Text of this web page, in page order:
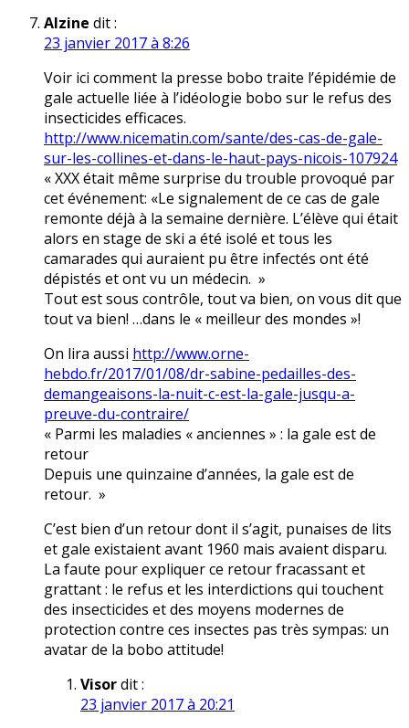
Alzine dit :
23 janvier 2017 à 8:26
Voir ici comment la presse bobo traite l’épidémie de
gale actuelle liée à l’idéologie bobo sur le refus des
insecticides efficaces.
http://www.nicematin.com/sante/des-cas-de-gale-
sur-les-collines-et-dans-le-haut-pays-nicois-107924
« XXX était même surprise du trouble provoqué par
cet événement: «Le signalement de ce cas de gale
remonte déjà à la semaine dernière. L’élève qui était
alors en stage de ski a été isolé et tous les
camarades qui auraient pu être infectés ont été
dépistés et ont vu un médecin. »
Tout est sous contrôle, tout va bien, on vous dit que
tout va bien! …dans le « meilleur des mondes »!
On lira aussi http://www.orne-
hebdo.fr/2017/01/08/dr-sabine-pedailles-des-
demangeaisons-la-nuit-c-est-la-gale-jusqu-a-
preuve-du-contraire/
« Parmi les maladies « anciennes » : la gale est de
retour
Depuis une quinzaine d’années, la gale est de
retour. »
C’est bien d’un retour dont il s’agit, punaises de lits
et gale existaient avant 1960 mais avaient disparu.
La faute pour expliquer ce retour fracassant et
grattant : le refus et les interdictions qui touchent
des insecticides et des moyens modernes de
protection contre ces insectes pas très sympas: un
avatar de la bobo attitude!
Visordit :
23 janvier 2017 à 20:21